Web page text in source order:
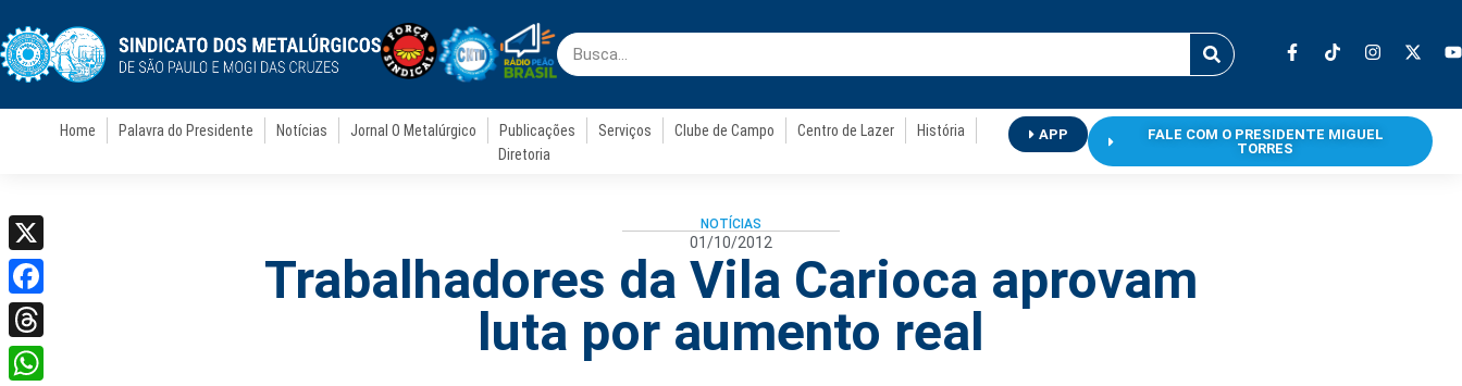
Home Palavra do Presidente Notícias Jornal O Metalúrgico Publicações Serviços Clube de Campo Centro de Lazer
História
Diretoria
APP
FALE COM O PRESIDENTE MIGUEL
TORRES
NOTÍCIAS
01/10/2012
Trabalhadores da Vila Carioca aprovam
luta por aumento real
X
Facebook
Threads